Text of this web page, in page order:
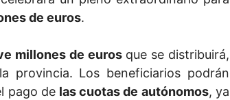
de euros.
millones de euros que se distribuirá,
provincia. Los beneficiarios podrán
pago de las cuotas de autónomos, ya